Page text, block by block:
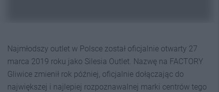
Najmłodszy outlet w Polsce został oficjalnie otwarty 27
marca 2019 roku jako Silesia Outlet. Nazwę na FACTORY
Gliwice zmienił rok później, oficjalnie dołączając do
największej i najlepiej rozpoznawalnej marki centrów tego